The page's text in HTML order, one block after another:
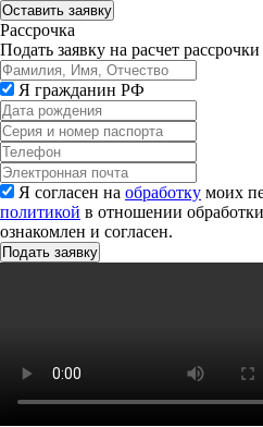
Рассрочка
Подать заявку на расчет рассрочки
Я гражданин РФ
Я согласен на обработку моих
политикой в отношении
ознакомлен и согласен.